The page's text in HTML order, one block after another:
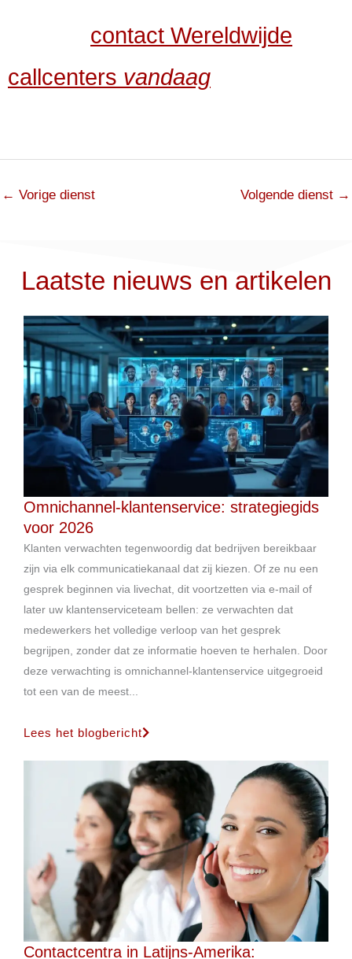
contact Wereldwijde
callcenters vandaag
← Vorige dienst Volgende dienst →
Laatste nieuws en artikelen
Omnichannel-klantenservice: strategiegids
voor 2026
Klanten verwachten tegenwoordig dat bedrijven bereikbaar
zijn via elk communicatiekanaal dat zij kiezen. Of ze nu een
gesprek beginnen via livechat, dit voortzetten via e-mail of
later uw klantenserviceteam bellen: ze verwachten dat
medewerkers het volledige verloop van het gesprek
begrijpen, zonder dat ze informatie hoeven te herhalen. Door
deze verwachting is omnichannel-klantenservice uitgegroeid
tot een van de meest...
Lees het blogbericht
Contactcentra in Latijns-Amerika: